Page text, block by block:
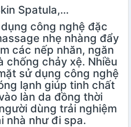
Spatula,…
công nghệ đặc
nhẹ nhàng đẩy
các nếp nhăn, ngăn
chống chảy xệ. Nhiều
sử dụng công nghệ
lạnh giúp tinh chất
làn da đồng thời
dùng trải nghiệm
nhà như đi spa.